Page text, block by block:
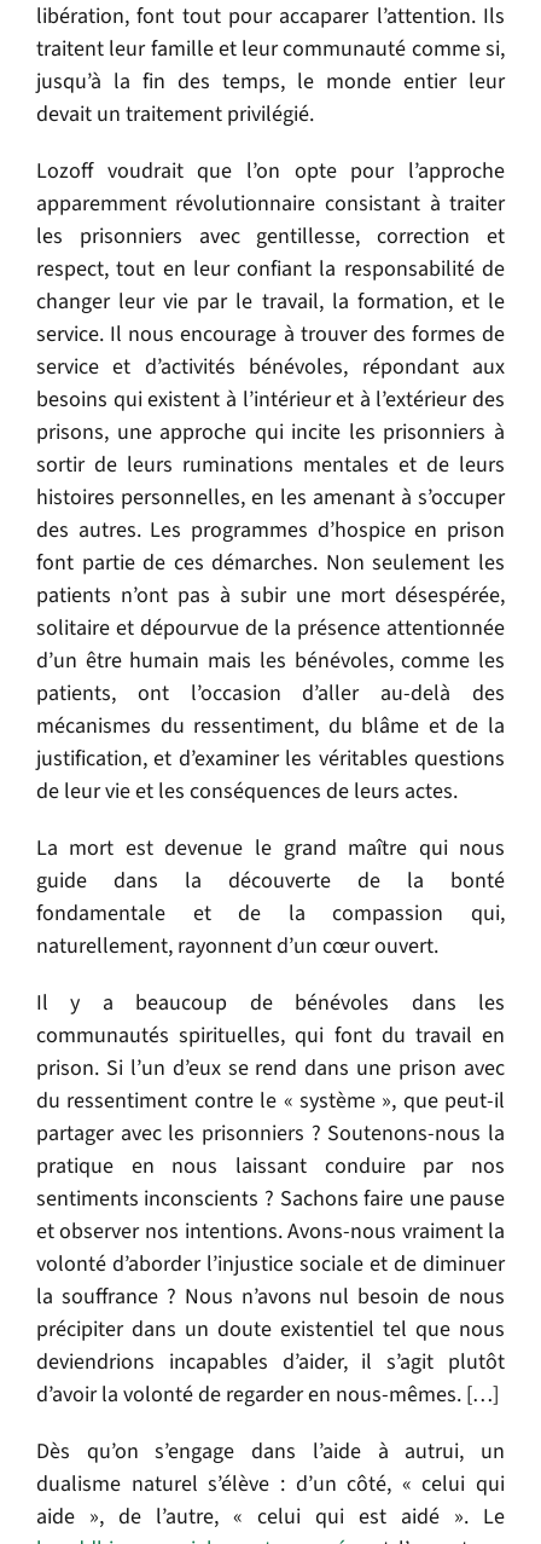
libération, font tout pour accaparer l’attention. Ils
traitent leur famille et leur communauté comme si,
jusqu’à la fin des temps, le monde entier leur
devait un traitement privilégié.
Lozoff voudrait que l’on opte pour l’approche
apparemment révolutionnaire consistant à traiter
les prisonniers avec gentillesse, correction et
respect, tout en leur confiant la responsabilité de
changer leur vie par le travail, la formation, et le
service. Il nous encourage à trouver des formes de
service et d’activités bénévoles, répondant aux
besoins qui existent à l’intérieur et à l’extérieur des
prisons, une approche qui incite les prisonniers à
sortir de leurs ruminations mentales et de leurs
histoires personnelles, en les amenant à s’occuper
des autres. Les programmes d’hospice en prison
font partie de ces démarches. Non seulement les
patients n’ont pas à subir une mort désespérée,
solitaire et dépourvue de la présence attentionnée
d’un être humain mais les bénévoles, comme les
patients, ont l’occasion d’aller au-delà des
mécanismes du ressentiment, du blâme et de la
justification, et d’examiner les véritables questions
de leur vie et les conséquences de leurs actes.
La mort est devenue le grand maître qui nous
guide dans la découverte de la bonté
fondamentale et de la compassion qui,
naturellement, rayonnent d’un cœur ouvert.
Il y a beaucoup de bénévoles dans les
communautés spirituelles, qui font du travail en
prison. Si l’un d’eux se rend dans une prison avec
du ressentiment contre le « système », que peut-il
partager avec les prisonniers ? Soutenons-nous la
pratique en nous laissant conduire par nos
sentiments inconscients ? Sachons faire une pause
et observer nos intentions. Avons-nous vraiment la
volonté d’aborder l’injustice sociale et de diminuer
la souffrance ? Nous n’avons nul besoin de nous
précipiter dans un doute existentiel tel que nous
deviendrions incapables d’aider, il s’agit plutôt
d’avoir la volonté de regarder en nous-mêmes. […]
Dès qu’on s’engage dans l’aide à autrui, un
dualisme naturel s’élève : d’un côté, « celui qui
aide », de l’autre, « celui qui est aidé ». Le